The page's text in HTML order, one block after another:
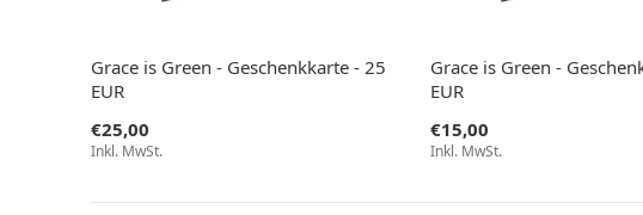
Grace is Green - Geschenkkarte - 25
EUR
€25,00
Inkl. MwSt.
Grace is Green -
EUR
€15,00
Inkl. MwSt.